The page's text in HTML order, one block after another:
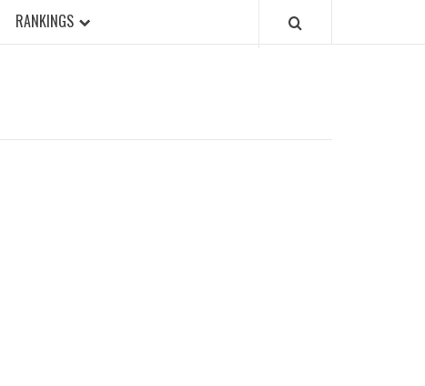
RANKINGS